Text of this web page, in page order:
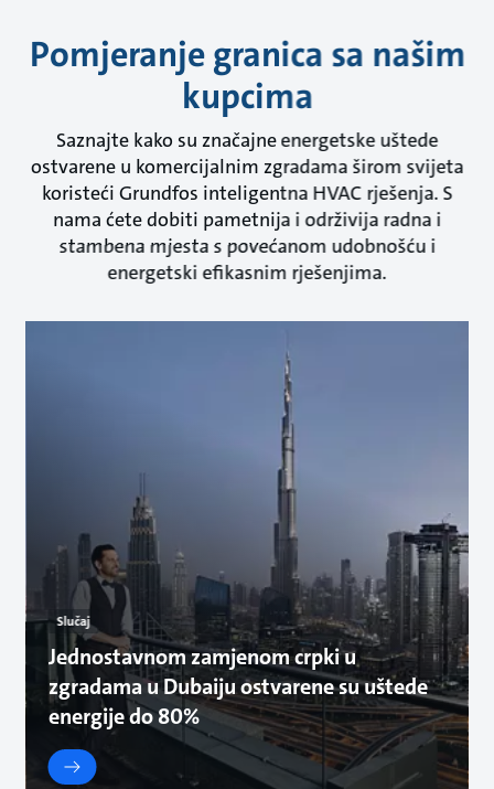
Pomjeranje granica sa našim
kupcima
Saznajte kako su značajne energetske uštede
ostvarene u komercijalnim zgradama širom svijeta
koristeći Grundfos inteligentna HVAC rješenja. S
nama ćete dobiti pametnija i održivija radna i
stambena mjesta s povećanom udobnošću i
energetski efikasnim rješenjima.
Slučaj
Jednostavnom zamjenom crpki u
zgradama u Dubaiju ostvarene su uštede
energije do 80%